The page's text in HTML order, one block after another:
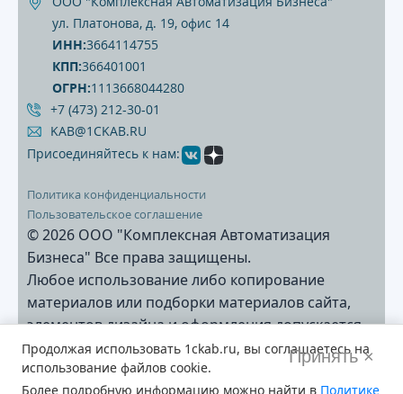
ул. Платонова, д. 19, офис 14
ИНН:3664114755
КПП:366401001
ОГРН:1113668044280
+7 (473) 212‐30‐01
KAB@1CKAB.RU
Присоединяйтесь к нам:
Политика конфиденциальности
Пользовательское соглашение
© 2026 ООО "Комплексная Автоматизация
Бизнеса" Все права защищены.
Любое использование либо копирование
материалов или подборки материалов сайта,
элементов дизайна и оформления допускается
лишь с разрешения правообладателя и только
со ссылкой на источник: www.1ckab.ru
Принять ×
Продолжая использовать 1ckab.ru, вы соглашаетесь на
использование файлов cookie.
Более подробную информацию можно найти в Политике